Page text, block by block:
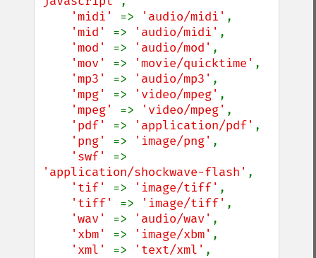
'midi' => 'audio/midi' ,
'mid' => 'audio/midi' ,
'mod' => 'audio/mod' ,
'mov' => 'movie/quicktime' ,
'mp3' => 'audio/mp3' ,
'mpg' => 'video/mpeg' ,
'mpeg' => 'video/mpeg' ,
'pdf' => 'application/pdf' ,
'png' => 'image/png' ,
'swf'
'application/shockwave-flash' ,
'tif' => 'image/tiff' ,
'tiff' => 'image/tiff' ,
'wav' => 'audio/wav' ,
'xbm' => 'image/xbm' ,
'xml' => 'text/xml' ,